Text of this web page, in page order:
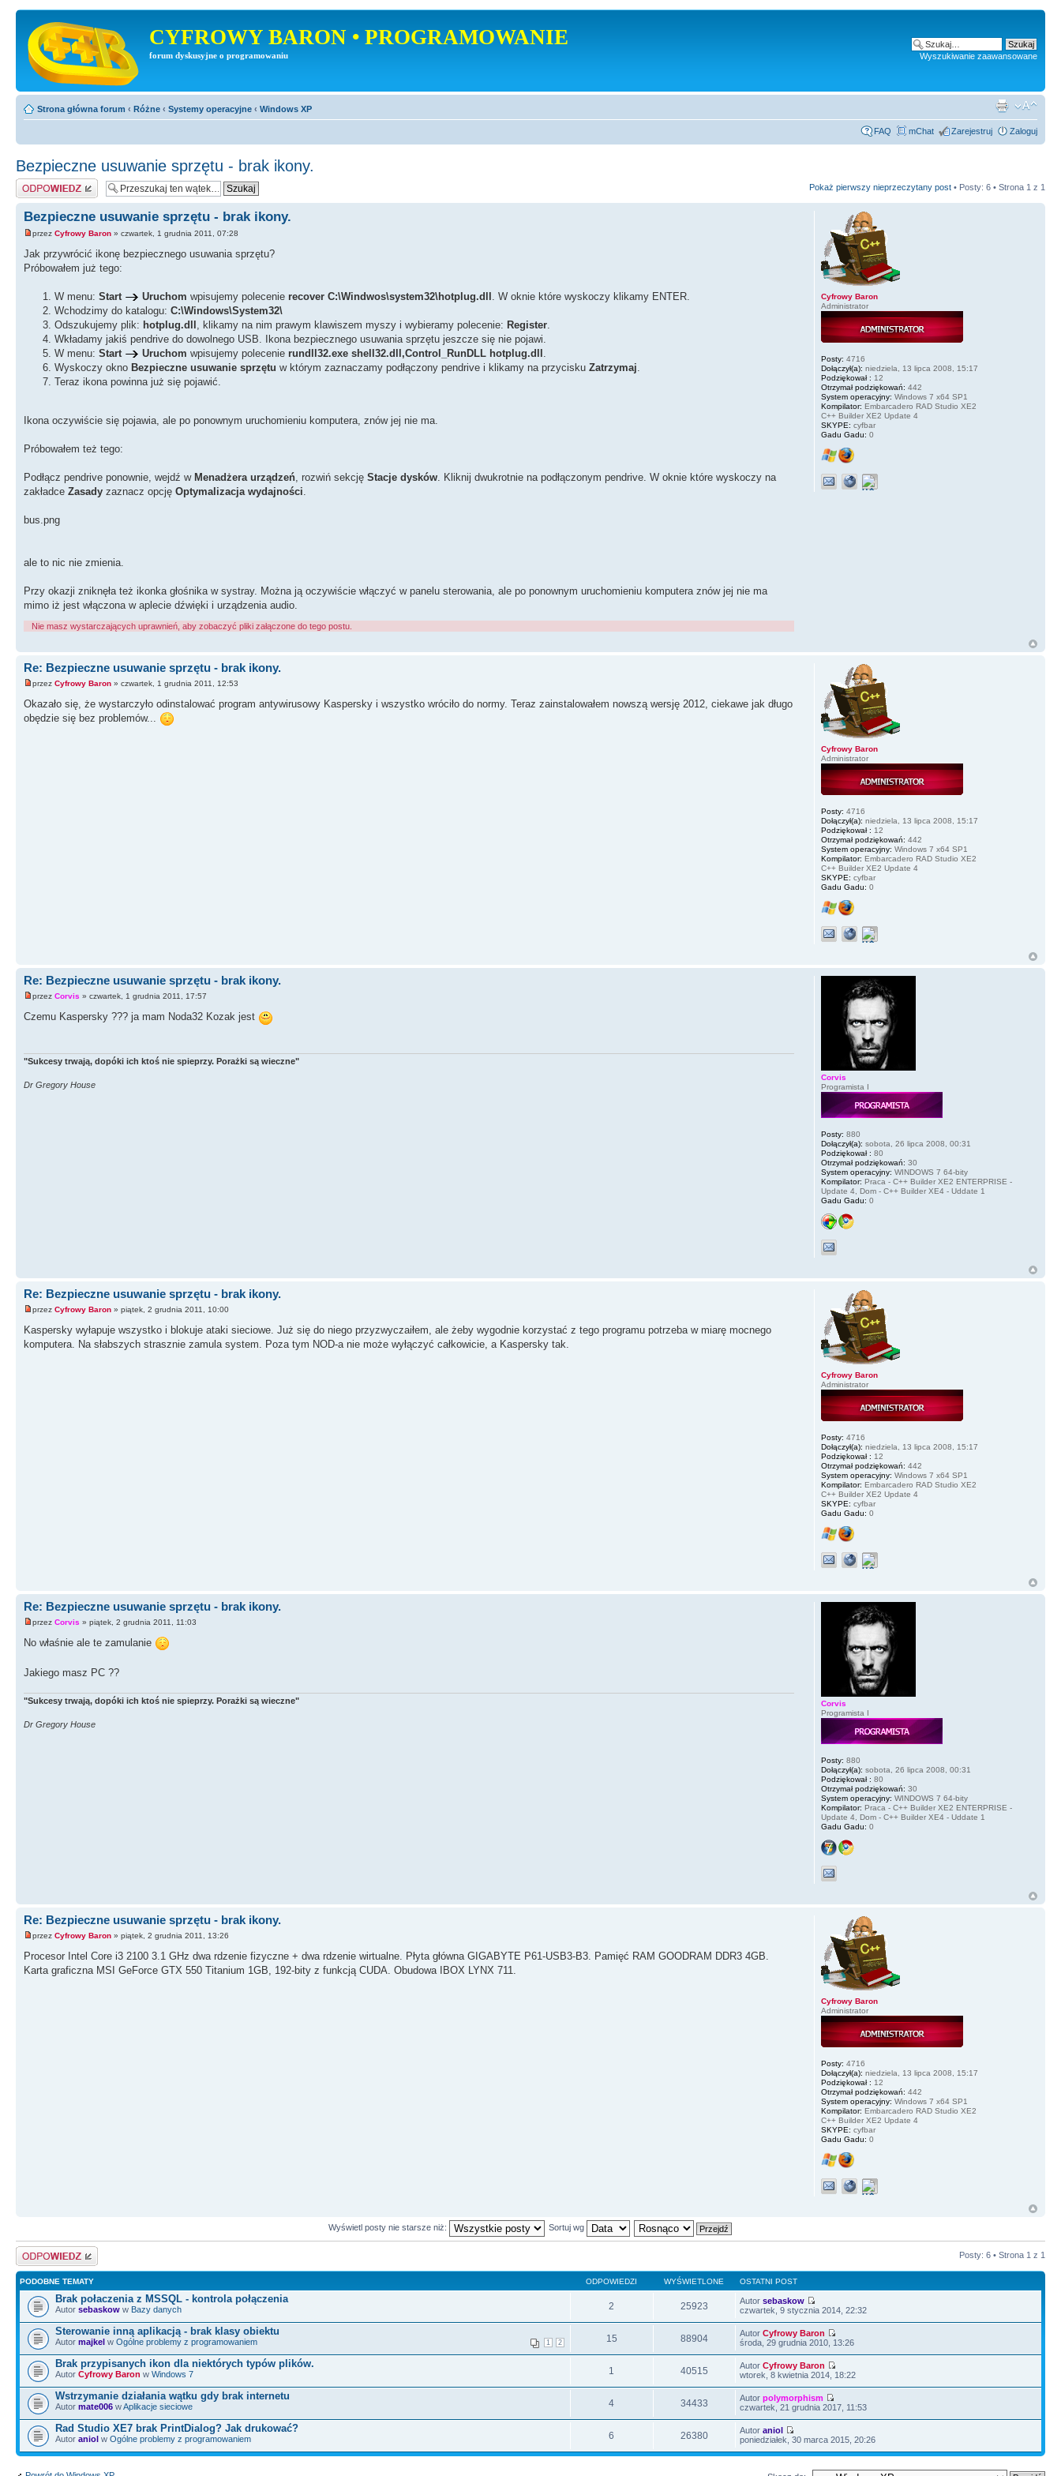
CYFROWY BARON • PROGRAMOWANIE
forum dyskusyjne o programowaniu Wyszukiwanie zaawansowane
Strona główna forum ‹ Różne ‹ Systemy operacyjne ‹ Windows XP
FAQ mChat Zarejestruj Zaloguj
Bezpieczne usuwanie sprzętu - brak ikony.
Odpowiedz Pokaż pierwszy nieprzeczytany post • Posty: 6 • Strona 1 z 1
Bezpieczne usuwanie sprzętu - brak ikony.
przez Cyfrowy Baron » czwartek, 1 grudnia 2011, 07:28
Jak przywrócić ikonę bezpiecznego usuwania sprzętu?
Próbowałem już tego:
W menu: Start Uruchom wpisujemy polecenie recover C:\Windwos\system32\hotplug.dll . W oknie które wyskoczy klikamy ENTER.
Wchodzimy do katalogu: C:\Windows\System32\
Odszukujemy plik: hotplug.dll , klikamy na nim prawym klawiszem myszy i wybieramy polecenie: Register.
Wkładamy jakiś pendrive do dowolnego USB. Ikona bezpiecznego usuwania sprzętu jeszcze się nie pojawi.
W menu: Start Uruchom wpisujemy polecenie rundll32.exe shell32.dll,Control_RunDLL hotplug.dll .
Wyskoczy okno Bezpieczne usuwanie sprzętu w którym zaznaczamy podłączony pendrive i klikamy na przycisku Zatrzymaj.
Teraz ikona powinna już się pojawić.
Ikona oczywiście się pojawia, ale po ponownym uruchomieniu komputera, znów jej nie ma.
Próbowałem też tego:
Podłącz pendrive ponownie, wejdź w Menadżera urządzeń, rozwiń sekcję Stacje dysków. Kliknij dwukrotnie na podłączonym pendrive. W oknie które wyskoczy na
zakładce Zasady zaznacz opcję Optymalizacja wydajności.
bus.png
ale to nic nie zmienia.
Przy okazji zniknęła też ikonka głośnika w systray. Można ją oczywiście włączyć w panelu sterowania, ale po ponownym uruchomieniu komputera znów jej nie ma
mimo iż jest włączona w aplecie dźwięki i urządzenia audio.
Nie masz wystarczających uprawnień, aby zobaczyć pliki załączone do tego postu.
Cyfrowy Baron
Administrator
Posty: 4716
Dołączył(a): niedziela, 13 lipca 2008, 15:17
Podziękował : 12
Otrzymał podziękowań: 442
System operacyjny: Windows 7 x64 SP1
Kompilator: Embarcadero RAD Studio XE2
C++ Builder XE2 Update 4
SKYPE: cyfbar
Gadu Gadu: 0
Re: Bezpieczne usuwanie sprzętu - brak ikony.
przez Cyfrowy Baron » czwartek, 1 grudnia 2011, 12:53
Okazało się, że wystarczyło odinstalować program antywirusowy Kaspersky i wszystko wróciło do normy. Teraz zainstalowałem nowszą wersję 2012, ciekawe jak długo
obędzie się bez problemów...
Cyfrowy Baron
Administrator
Posty: 4716
Dołączył(a): niedziela, 13 lipca 2008, 15:17
Podziękował : 12
Otrzymał podziękowań: 442
System operacyjny: Windows 7 x64 SP1
Kompilator: Embarcadero RAD Studio XE2
C++ Builder XE2 Update 4
SKYPE: cyfbar
Gadu Gadu: 0
Re: Bezpieczne usuwanie sprzętu - brak ikony.
przez Corvis » czwartek, 1 grudnia 2011, 17:57
Czemu Kaspersky ??? ja mam Noda32 Kozak jest
"Sukcesy trwają, dopóki ich ktoś nie spieprzy. Porażki są wieczne"
Dr Gregory House
Corvis
Programista I
Posty: 880
Dołączył(a): sobota, 26 lipca 2008, 00:31
Podziękował : 80
Otrzymał podziękowań: 30
System operacyjny: WINDOWS 7 64-bity
Kompilator: Praca - C++ Builder XE2 ENTERPRISE -
Update 4, Dom - C++ Builder XE4 - Uddate 1
Gadu Gadu: 0
Re: Bezpieczne usuwanie sprzętu - brak ikony.
przez Cyfrowy Baron » piątek, 2 grudnia 2011, 10:00
Kaspersky wyłapuje wszystko i blokuje ataki sieciowe. Już się do niego przyzwyczaiłem, ale żeby wygodnie korzystać z tego programu potrzeba w miarę mocnego
komputera. Na słabszych strasznie zamula system. Poza tym NOD-a nie może wyłączyć całkowicie, a Kaspersky tak.
Cyfrowy Baron
Administrator
Posty: 4716
Dołączył(a): niedziela, 13 lipca 2008, 15:17
Podziękował : 12
Otrzymał podziękowań: 442
System operacyjny: Windows 7 x64 SP1
Kompilator: Embarcadero RAD Studio XE2
C++ Builder XE2 Update 4
SKYPE: cyfbar
Gadu Gadu: 0
Re: Bezpieczne usuwanie sprzętu - brak ikony.
przez Corvis » piątek, 2 grudnia 2011, 11:03
No właśnie ale te zamulanie
Jakiego masz PC ??
"Sukcesy trwają, dopóki ich ktoś nie spieprzy. Porażki są wieczne"
Dr Gregory House
Corvis
Programista I
Posty: 880
Dołączył(a): sobota, 26 lipca 2008, 00:31
Podziękował : 80
Otrzymał podziękowań: 30
System operacyjny: WINDOWS 7 64-bity
Kompilator: Praca - C++ Builder XE2 ENTERPRISE -
Update 4, Dom - C++ Builder XE4 - Uddate 1
Gadu Gadu: 0
Re: Bezpieczne usuwanie sprzętu - brak ikony.
przez Cyfrowy Baron » piątek, 2 grudnia 2011, 13:26
Procesor Intel Core i3 2100 3.1 GHz dwa rdzenie fizyczne + dwa rdzenie wirtualne. Płyta główna GIGABYTE P61-USB3-B3. Pamięć RAM GOODRAM DDR3 4GB.
Karta graficzna MSI GeForce GTX 550 Titanium 1GB, 192-bity z funkcją CUDA. Obudowa IBOX LYNX 711.
Cyfrowy Baron
Administrator
Posty: 4716
Dołączył(a): niedziela, 13 lipca 2008, 15:17
Podziękował : 12
Otrzymał podziękowań: 442
System operacyjny: Windows 7 x64 SP1
Kompilator: Embarcadero RAD Studio XE2
C++ Builder XE2 Update 4
SKYPE: cyfbar
Gadu Gadu: 0
Wyświetl posty nie starsze niż: Sortuj wg
Odpowiedz Posty: 6 • Strona 1 z 1
PODOBNE TEMATY ODPOWIEDZI WYŚWIETLONE OSTATNI POST
Brak połaczenia z MSSQL - kontrola połączenia
Autor sebaskow w Bazy danych 2 25923 Autorsebaskow
czwartek, 9 stycznia 2014, 22:32
Sterowanie inną aplikacją - brak klasy obiektu
1 2
Autor majkel w Ogólne problemy z programowaniem 15 88904 AutorCyfrowy Baron
środa, 29 grudnia 2010, 13:26
Brak przypisanych ikon dla niektórych typów plików.
Autor Cyfrowy Baron w Windows 7 1 40515 AutorCyfrowy Baron
wtorek, 8 kwietnia 2014, 18:22
Wstrzymanie działania wątku gdy brak internetu
Autor mate006 wAplikacje sieciowe 4 34433 Autorpolymorphism
czwartek, 21 grudnia 2017, 11:53
Rad Studio XE7 brak PrintDialog? Jak drukować?
Autor aniol w Ogólne problemy z programowaniem 6 26380 Autoraniol
poniedziałek, 30 marca 2015, 20:26